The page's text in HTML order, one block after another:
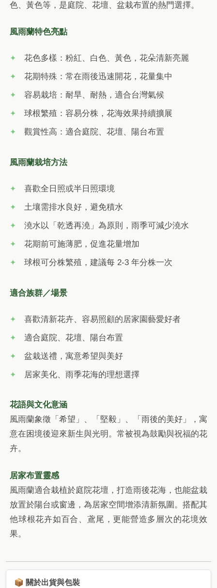
色、黃色等，是庭院、花壇、盆栽布置的熱門選擇。
風雨蘭特色亮點
花色多樣：粉紅、白色、黃色，花朵清新亮麗
花期特殊：常在雨後迅速開花，花量集中
容易栽培：耐旱、耐熱，適合台灣氣候
球根繁殖：容易分株，花海效果持續擴展
觀賞性高：適合庭院、花壇、陽台布置
風雨蘭栽培方法
喜歡全日照或半日照環境
土壤需排水良好，避免積水
澆水以「乾透再澆」為原則，雨季可減少澆水
花期前可施薄肥，促進花量增加
球根可分株繁殖，建議每 2-3 年分株一次
適合族群／場景
喜歡清新花卉、容易照顧的居家園藝愛好者
適合庭院、花壇、陽台布置
盆栽送禮，寓意希望與美好
居家美化、雨季花海的理想選擇
花語與文化意涵
風雨蘭象徵「希望」、「堅毅」、「雨後的美好」，寓
意在困境後迎來新生與光明。常被視為鼓勵與祝福的花
卉。
居家布置靈感
風雨蘭適合栽植於庭院花壇，打造雨後花海，也能盆栽
放置於陽台或窗邊，為居家空間增添清新氛圍。搭配其
他球根花卉如百合、鳶尾，更能營造多層次的花境效
果。
📦 關於出貨與包裝